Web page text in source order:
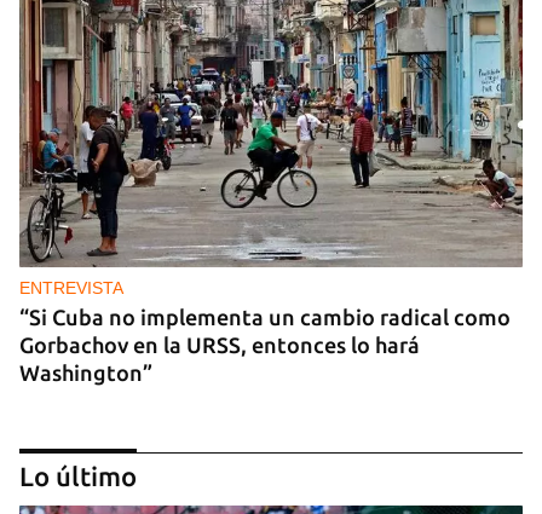
ENTREVISTA
“Si Cuba no implementa un cambio radical como
Gorbachov en la URSS, entonces lo hará
Washington”
Lo último